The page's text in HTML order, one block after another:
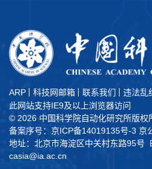
ARP 科技网邮箱 联系我们
违法乱
此网站支持IE9及以上浏览器访问
© 2026 中国科学院自动化研究所版权
备案序号：京ICP备14019135号-3 京
地址：北京市海淀区中关村东路95号
casia@ia.ac.cn